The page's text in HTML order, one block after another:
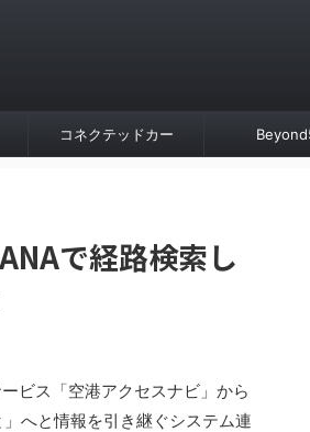
コネクテッドカー
で経路検索し
ビス「空港アクセスナビ」から
へと情報を引き継ぐシステム連